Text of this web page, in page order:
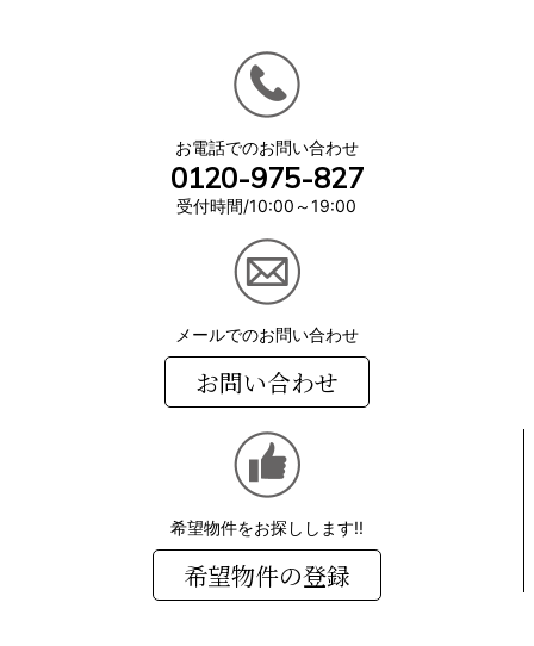
お電話でのお問い合わせ
0120-975-827
受付時間/10:00～19:00
メールでのお問い合わせ
お問い合わせ
希望物件をお探しします!!
希望物件の登録